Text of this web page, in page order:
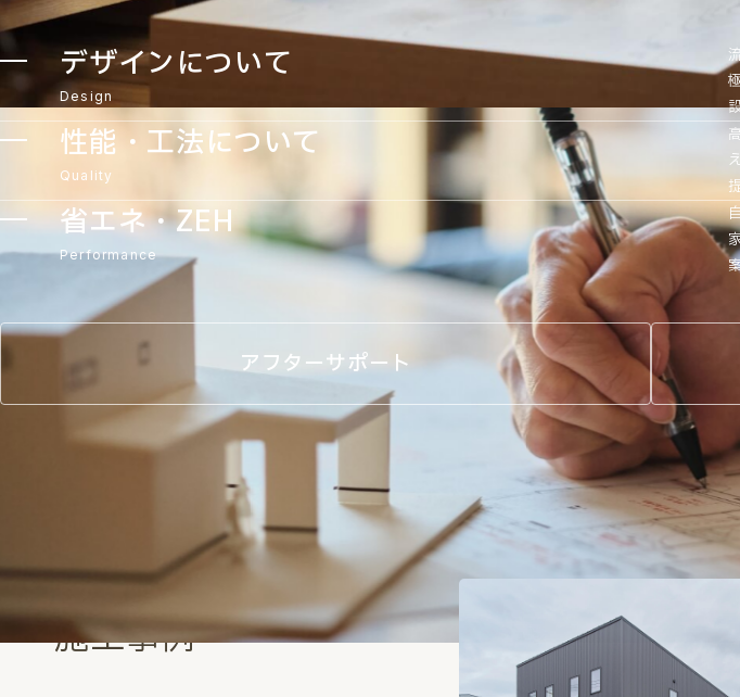
デザインについて
Design
性能・工法について
Quality
省エネ・ZEH
Performance
アフターサポート
施工事例